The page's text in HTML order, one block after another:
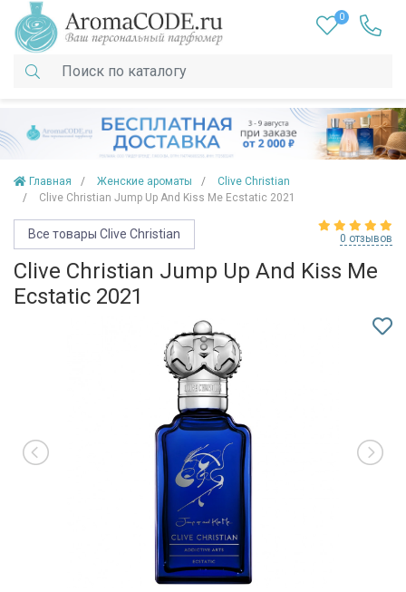
0
Главная Женские ароматы
Clive Christian
Clive Christian Jump Up And Kiss Me Ecstatic 2021
Все товары Clive Christian 0 отзывов
Clive Christian Jump Up And Kiss Me
Ecstatic 2021